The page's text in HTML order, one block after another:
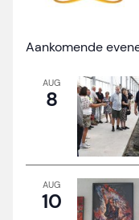
Aankomende
AUG
8
AUG
10